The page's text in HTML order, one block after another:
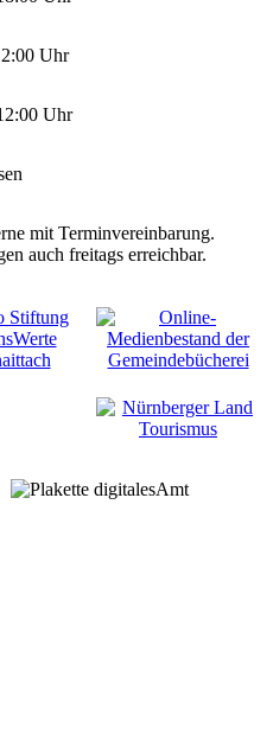
Uhr
Uhr
mit Terminvereinbarung.
auch freitags erreichbar.